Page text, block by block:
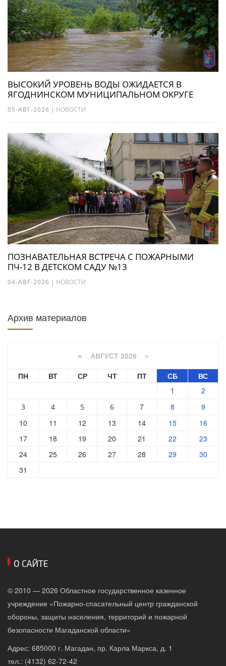
ВЫСОКИЙ УРОВЕНЬ ВОДЫ ОЖИДАЕТСЯ В
ЯГОДНИНСКОМ МУНИЦИПАЛЬНОМ ОКРУГЕ
05-АВГ-2026 | НОВОСТИ
ПОЗНАВАТЕЛЬНАЯ ВСТРЕЧА С ПОЖАРНЫМИ
ПЧ-12 В ДЕТСКОМ САДУ №13
04-АВГ-2026 | НОВОСТИ
Архив материалов
« АВГУСТ 2026 »
ПН
ВТ СР ЧТ ПТ СБ ВС
1 2
3 4 5 6 7 8
9
10
11 12 13 14 15
16
17
18 19 20 21 22
23
24
25 26 27 28 29
30
31
О САЙТЕ
© 2010 — 2026 Областное государственное казенное
учреждение «Пожарно-спасательный центр гражданской
обороны, защиты населения, территорий и пожарной
безопасности Магаданской области»
Адрес: 685000 г. Магадан, пр. Карла Маркса, д. 1
тел.: (4132) 62-72-42